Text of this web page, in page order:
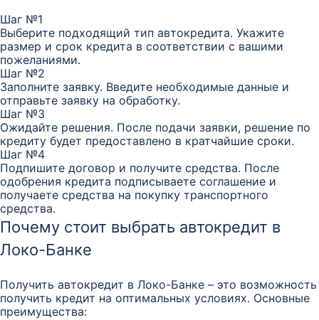
Шаг №1
Выберите подходящий тип автокредита. Укажите
размер и срок кредита в соответствии с вашими
пожеланиями.
Шаг №2
Заполните заявку. Введите необходимые данные и
отправьте заявку на обработку.
Шаг №3
Ожидайте решения. После подачи заявки, решение по
кредиту будет предоставлено в кратчайшие сроки.
Шаг №4
Подпишите договор и получите средства. После
одобрения кредита подписываете соглашение и
получаете средства на покупку транспортного
средства.
Почему стоит выбрать автокредит в
Локо-Банке
Получить автокредит в Локо-Банке – это возможность
получить кредит на оптимальных условиях. Основные
преимущества: